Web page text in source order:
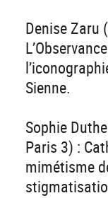
Denise Zaru
Sienne.
Sophie
Paris 3) :
mimétisme